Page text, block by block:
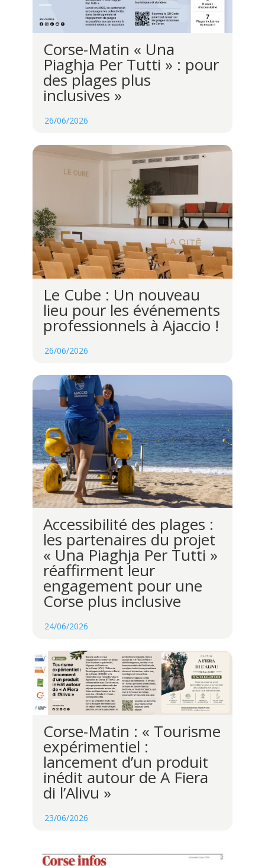
Corse-Matin « Una
Piaghja Per Tutti » : pour
des plages plus
inclusives »
26/06/2026
Le Cube : Un nouveau
lieu pour les événements
professionnels à Ajaccio !
26/06/2026
Accessibilité des plages :
les partenaires du projet
« Una Piaghja Per Tutti »
réaffirment leur
engagement pour une
Corse plus inclusive
24/06/2026
Corse-Matin : « Tourisme
expérimentiel :
lancement d’un produit
inédit autour de A Fiera
di l’Alivu »
23/06/2026